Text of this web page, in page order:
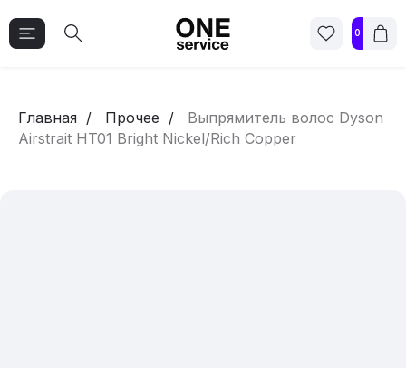
0
Главная Прочее
Выпрямитель волос Dyson
Airstrait HT01 Bright Nickel/Rich Copper